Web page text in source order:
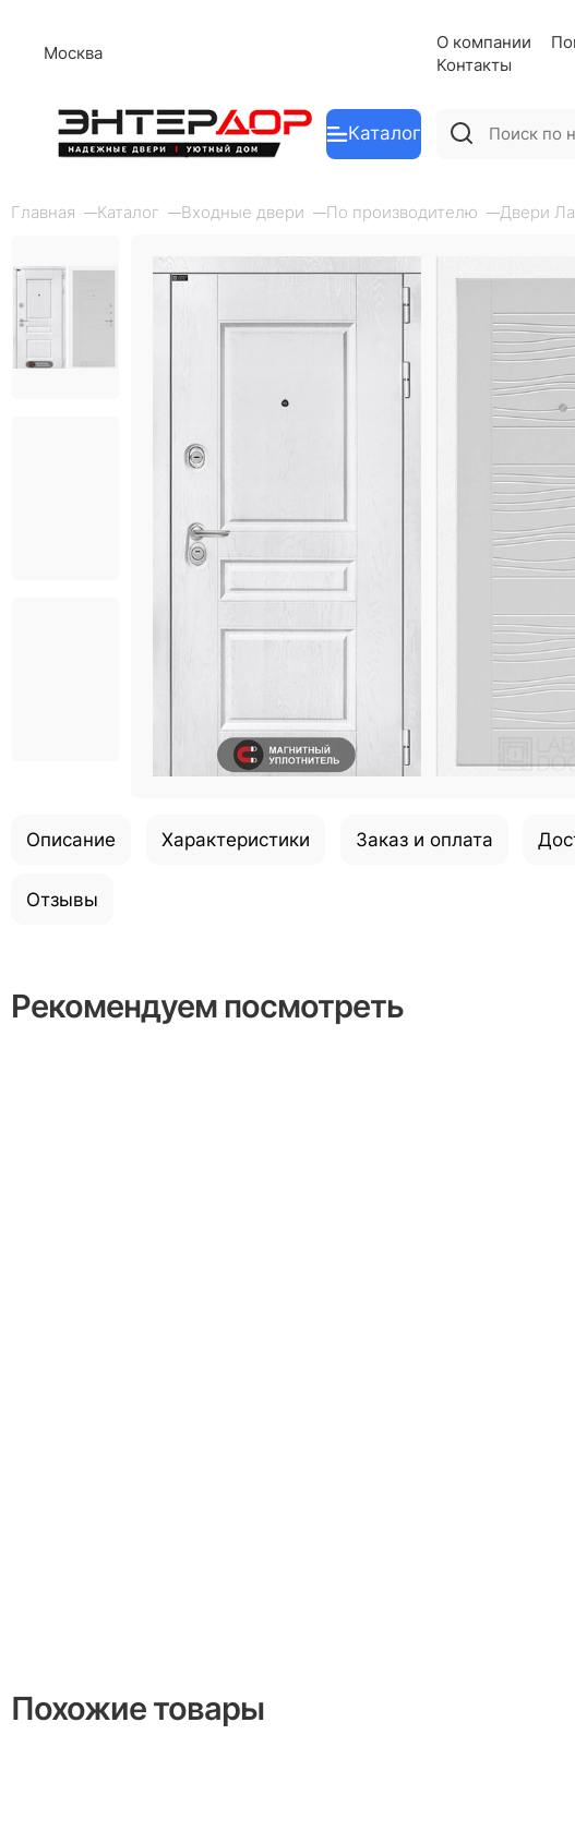
Москва
О компании
Контакты
Каталог
Главная Каталог Входные двери По производителю Двери
Описание Характеристики Заказ и оплата
Отзывы
Рекомендуем посмотреть
Похожие товары